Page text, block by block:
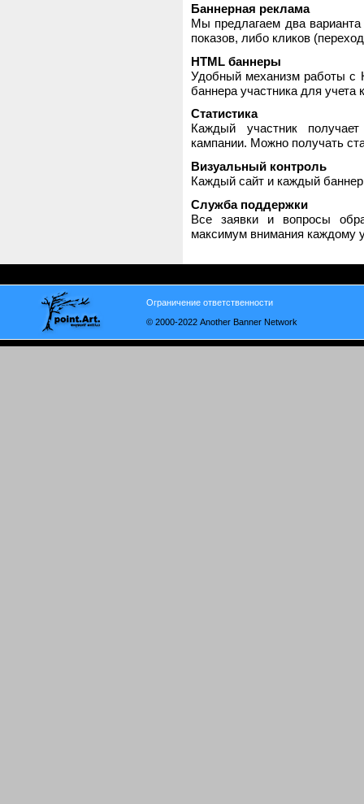
Баннерная реклама
Мы предлагаем два
показов, либо кликов
HTML баннеры
Удобный механизм работы с
баннера участника для
Статистика
Каждый участник
кампании. Можно получать
Визуальный контроль
Каждый сайт и каждый
Служба поддержки
Все заявки и вопросы
максимум внимания каждому
Ограничение ответственности
© 2000-2022 Another Banner Network